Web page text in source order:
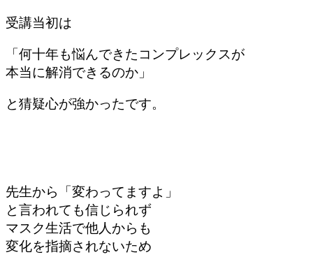
受講当初は
「何十年も悩んできた コンプレックスが
本当に解消できるのか」
と猜疑心が強かったです。
先生から「変わってますよ」
と言われても信じられず
マスク生活で他人からも
変化を指摘されないため